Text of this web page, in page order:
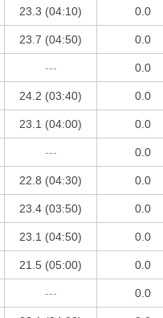
23.3 (04:10) 0.0
23.7 (04:50) 0.0
--- 0.0
24.2 (03:40) 0.0
23.1 (04:00) 0.0
--- 0.0
22.8 (04:30) 0.0
23.4 (03:50) 0.0
23.1 (04:50) 0.0
21.5 (05:00) 0.0
--- 0.0